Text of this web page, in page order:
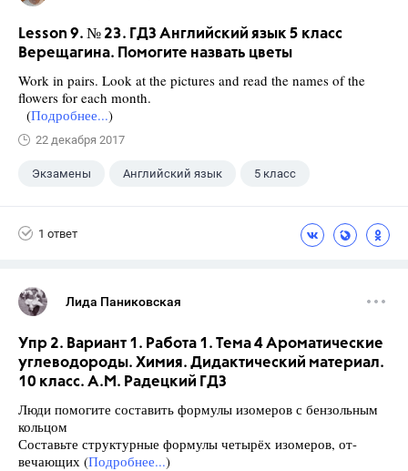
Lesson 9. № 23. ГДЗ Английский язык 5 класс
Верещагина. Помогите назвать цветы
Work in pairs. Look at the pictures and read the names of the
flowers for each month.
(Подробнее...)
22 декабря 2017
Экзамены Английский язык 5 класс
1 ответ
Лида Паниковская
Упр 2. Вариант 1. Работа 1. Тема 4 Ароматические
углеводороды. Химия. Дидактический материал.
10 класс. А.М. Радецкий ГДЗ
Люди помогите составить формулы изомеров с бензольным
кольцом
Составьте структурные формулы четырёх изомеров, от-
вечающих (Подробнее...)